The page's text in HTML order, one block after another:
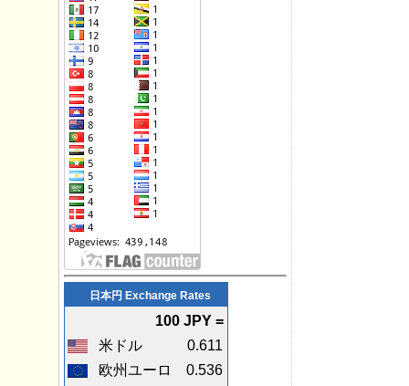
日本円 Exchange Rates
100 JPY =
米ドル
0.611
欧州ユーロ
0.536